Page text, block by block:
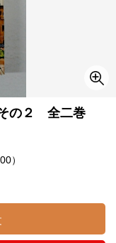
の２ 全二巻
）